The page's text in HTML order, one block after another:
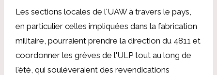
Les sections locales de l'UAW à travers le pays,
en particulier celles impliquées dans la fabrication
militaire, pourraient prendre la direction du 4811 et
coordonner les grèves de l'ULP tout au long de
l'été, qui soulèveraient des revendications